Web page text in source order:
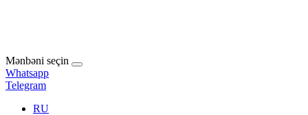
Mənbəni seçin
Whatsapp
Telegram
RU